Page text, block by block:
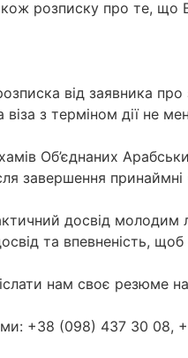
розписку про те,
від заявника
з терміном дії не
Об’єднаних
завершення
досвід молодим
та впевненість,
нам своє резюме
+38 (098) 437 30 08,